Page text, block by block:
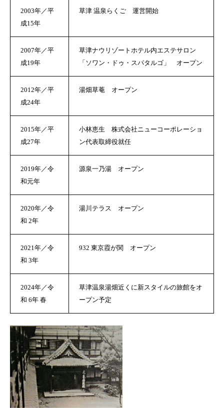
私たちが目指すこと
私たちのフィールド
私たちの仕事
草津の生活
募集要項
私たちが目指すこと 私たちのフィールド 私たちの仕事 草津の生
2003年／平
成15年
草津 温泉らくご 運営開始
2007年／平
成19年
草津ナウリゾートホテル内エステサロン
「ソワン・ドゥ・スパタルゴ」 オープン
2012年／平
成24年
湯畑草菴 オープン
2015年／平
成27年
小林恵生 株式会社ニューコーポレーショ
ン代表取締役就任
2019年／令
和元年
源泉一乃湯 オープン
2020年／令
和 2年
湯川テラス オープン
2021年／令
和 3年
932 東京霞が関 オープン
2024年／令
和 6年 春
草津温泉湯畑近くに新スタイルの旅館をオ
ープン予定